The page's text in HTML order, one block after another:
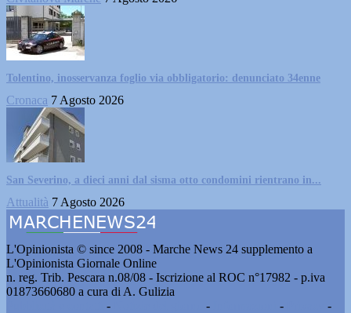
Tolentino, inosservanza foglio via obbligatorio: denunciato 34enne
Cronaca 7 Agosto 2026
San Severino, a dieci anni dal sisma otto condomini rientrano in...
Attualità 7 Agosto 2026
L'Opinionista © since 2008 - Marche News 24 supplemento a
L'Opinionista Giornale Online
n. reg. Trib. Pescara n.08/08 - Iscrizione al ROC n°17982 - p.iva
01873660680 a cura di A. Gulizia
- - -
-